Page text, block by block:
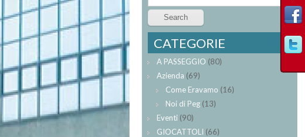
CATEGORIE
A PASSEGGIO (80)
Azienda (69)
Come Eravamo (16)
Noi di Peg (13)
Eventi (90)
GIOCATTOLI (66)